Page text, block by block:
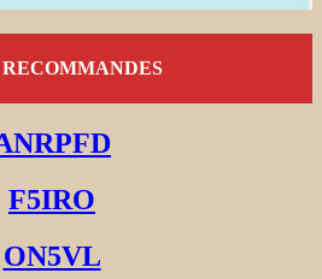
RECOMMANDES
F5IRO
ON5VL